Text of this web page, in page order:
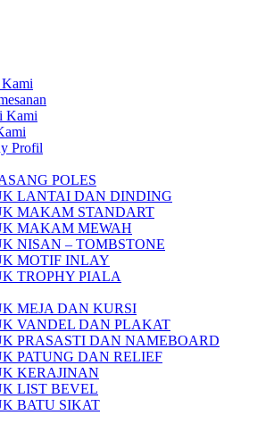
Kami
Kami
Profil
POLES
LANTAI DAN DINDING
MAKAM STANDART
MAKAM MEWAH
NISAN – TOMBSTONE
MOTIF INLAY
TROPHY PIALA
MEJA DAN KURSI
VANDEL DAN PLAKAT
PRASASTI DAN NAMEBOARD
PATUNG DAN RELIEF
KERAJINAN
LIST BEVEL
BATU SIKAT